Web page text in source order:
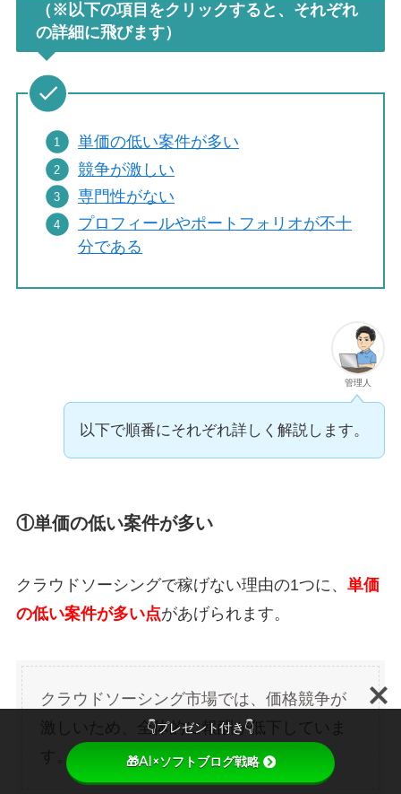
（※以下の項目をクリックすると、それぞれ
の詳細に飛びます）
単価の低い案件が多い
競争が激しい
専門性がない
プロフィールやポートフォリオが不十
分である
管理人
以下で順番にそれぞれ詳しく解説します。
①単価の低い案件が多い
クラウドソーシングで稼げない理由の1つに、 単価
の低い案件が多い点があげられます。
クラウドソーシング市場では、価格競争が
激しいため、全体的に報酬が低下していま
す。
👇プレゼント付き👇
🎁AI×ソフトブログ戦略